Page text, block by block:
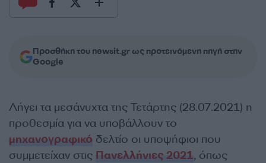
Προσθήκη του newsit.gr ως προτεινόμενη πηγή στην
Google
Λήγει τα μεσάνυχτα της Τετάρτης (28.07.2021) η
προθεσμία για να υποβάλλουν το
μηχανογραφικό δελτίο οι υποψήφιοι που
συμμετείχαν στις Πανελλήνιες 2021, όπως